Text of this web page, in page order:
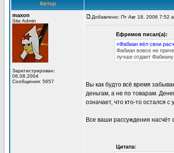
Автор
maxon
Site Admin
Зарегистрирован:
06.08.2004
Сообщения: 5657
Добавлено: Пт Авг 18, 2006 7:52
Ефремов писал(а):
«Фабиан вёл свои
Фабиан вовсе не
лучше отдает
Вы как будто всё время
деньгам, а не по товарам.
означает, что кто-то остался
Все ваши рассуждения насчёт
Цитата: